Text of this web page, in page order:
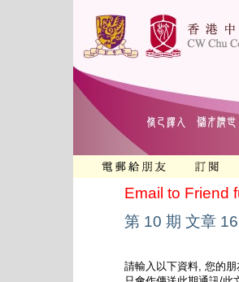
Email to Friend
第 10 期 文章 16
請輸入以下資料, 您的